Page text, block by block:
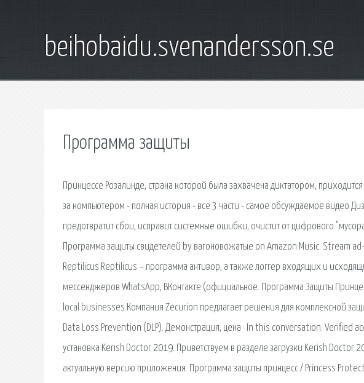
beihobaidu.svenandersson.se
Программа защиты
Принцессе Розалинде, страна которой была захвачена диктатором,
за компьютером - полная история - все 3 части - самое обсуждаемое видео
предотвратит сбои, исправит системные ошибки, очистит от цифрового
Программа защиты свидетелей by вагоновожатые on Amazon Music. Stream
Reptilicus Reptilicus – программа антивор, а также логгер входящих и
мессенджеров WhatsApp, ВКонтакте (официальное. Программа Защиты
local businesses Компания Zecurion предлагает решения для комплексной
Data Loss Prevention (DLP). Демонстрация, цена · In this conversation. Verified
установка Kerish Doctor 2019. Приветствуем в разделе загрузки Kerish Doctor
актуальную версию приложения. Программа защиты принцесс / Princess